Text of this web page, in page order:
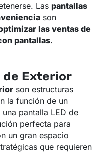
Las pantallas
son
las ventas de
pantallas.
de Exterior
son estructuras
la función de un
pantalla LED de
perfecta para
un gran espacio
que requieren